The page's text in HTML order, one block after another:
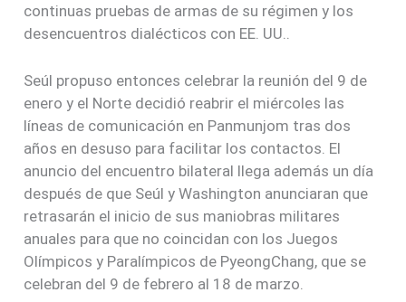
continuas pruebas de armas de su régimen y los
desencuentros dialécticos con EE. UU..
Seúl propuso entonces celebrar la reunión del 9 de
enero y el Norte decidió reabrir el miércoles las
líneas de comunicación en Panmunjom tras dos
años en desuso para facilitar los contactos. El
anuncio del encuentro bilateral llega además un día
después de que Seúl y Washington anunciaran que
retrasarán el inicio de sus maniobras militares
anuales para que no coincidan con los Juegos
Olímpicos y Paralímpicos de PyeongChang, que se
celebran del 9 de febrero al 18 de marzo.